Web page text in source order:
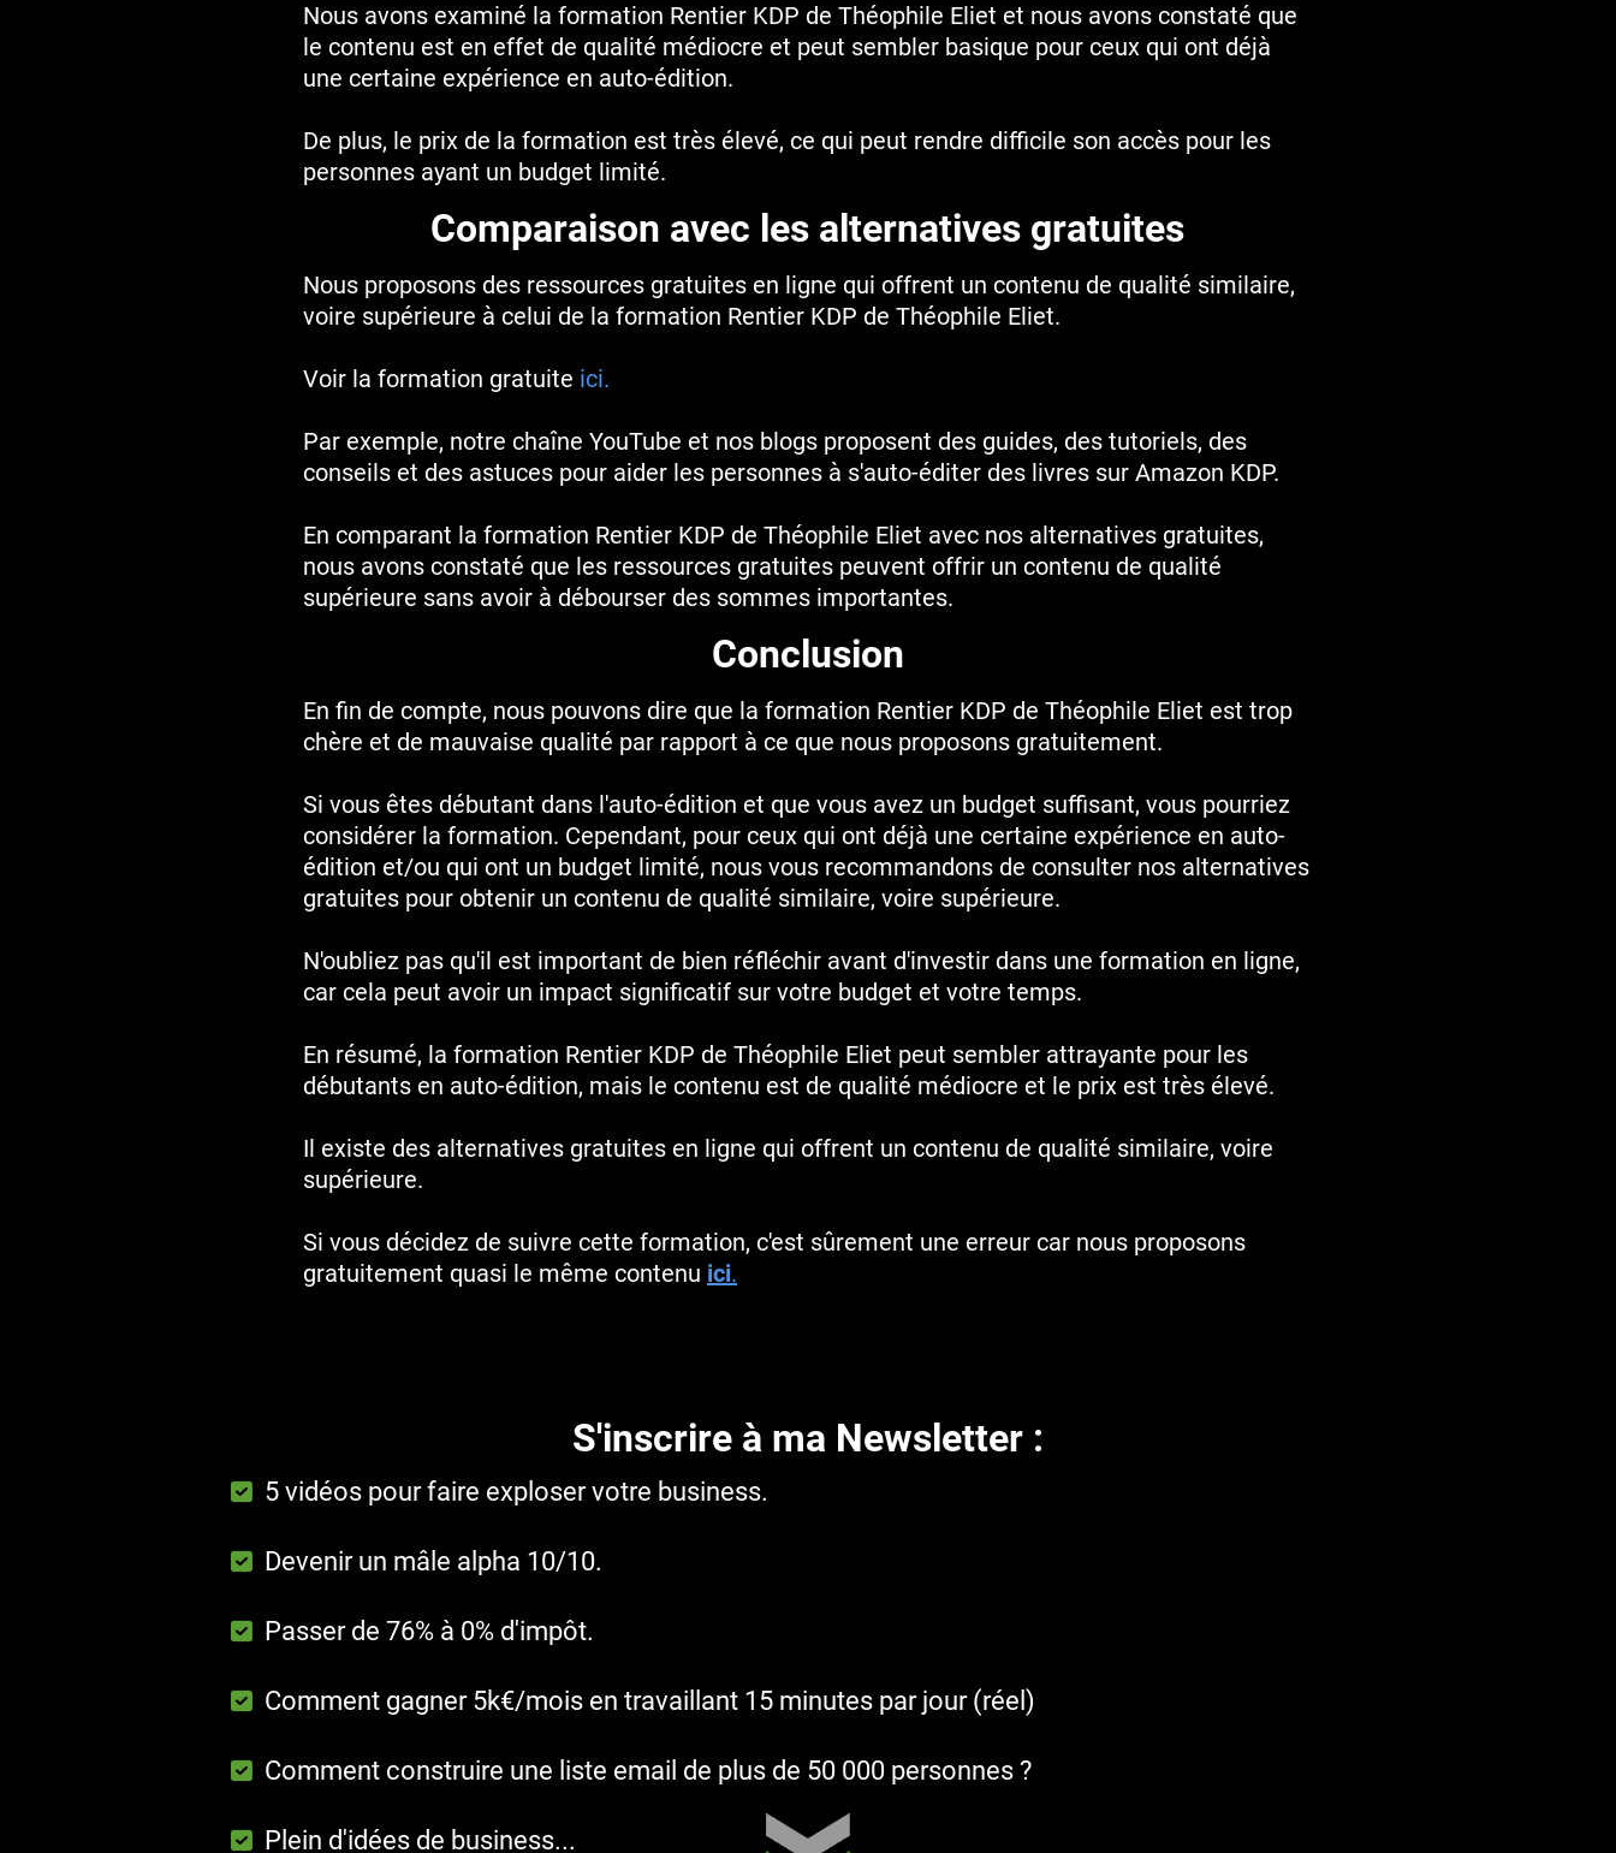
Nous avons examiné la formation Rentier KDP de Théophile Eliet et nous avons constaté que
le contenu est en effet de qualité médiocre et peut sembler basique pour ceux qui ont déjà
une certaine expérience en auto-édition.
De plus, le prix de la formation est très élevé, ce qui peut rendre difficile son accès pour les
personnes ayant un budget limité.
Comparaison avec les alternatives gratuites
Nous proposons des ressources gratuites en ligne qui offrent un contenu de qualité similaire,
voire supérieure à celui de la formation Rentier KDP de Théophile Eliet.
Voir la formation gratuite ici.
Par exemple, notre chaîne YouTube et nos blogs proposent des guides, des tutoriels, des
conseils et des astuces pour aider les personnes à s'auto-éditer des livres sur Amazon KDP.
En comparant la formation Rentier KDP de Théophile Eliet avec nos alternatives gratuites,
nous avons constaté que les ressources gratuites peuvent offrir un contenu de qualité
supérieure sans avoir à débourser des sommes importantes.
Conclusion
En fin de compte, nous pouvons dire que la formation Rentier KDP de Théophile Eliet est trop
chère et de mauvaise qualité par rapport à ce que nous proposons gratuitement.
Si vous êtes débutant dans l'auto-édition et que vous avez un budget suffisant, vous pourriez
considérer la formation. Cependant, pour ceux qui ont déjà une certaine expérience en auto-
édition et/ou qui ont un budget limité, nous vous recommandons de consulter nos alternatives
gratuites pour obtenir un contenu de qualité similaire, voire supérieure.
N'oubliez pas qu'il est important de bien réfléchir avant d'investir dans une formation en ligne,
car cela peut avoir un impact significatif sur votre budget et votre temps.
En résumé, la formation Rentier KDP de Théophile Eliet peut sembler attrayante pour les
débutants en auto-édition, mais le contenu est de qualité médiocre et le prix est très élevé.
Il existe des alternatives gratuites en ligne qui offrent un contenu de qualité similaire, voire
supérieure.
Si vous décidez de suivre cette formation, c'est sûrement une erreur car nous proposons
gratuitement quasi le même contenu ici.
S'inscrire à ma Newsletter :
5 vidéos pour faire exploser votre business.
Devenir un mâle alpha 10/10.
Passer de 76% à 0% d'impôt.
Comment gagner 5k€/mois en travaillant 15 minutes par jour (réel)
Comment construire une liste email de plus de 50 000 personnes ?
Plein d'idées de business...